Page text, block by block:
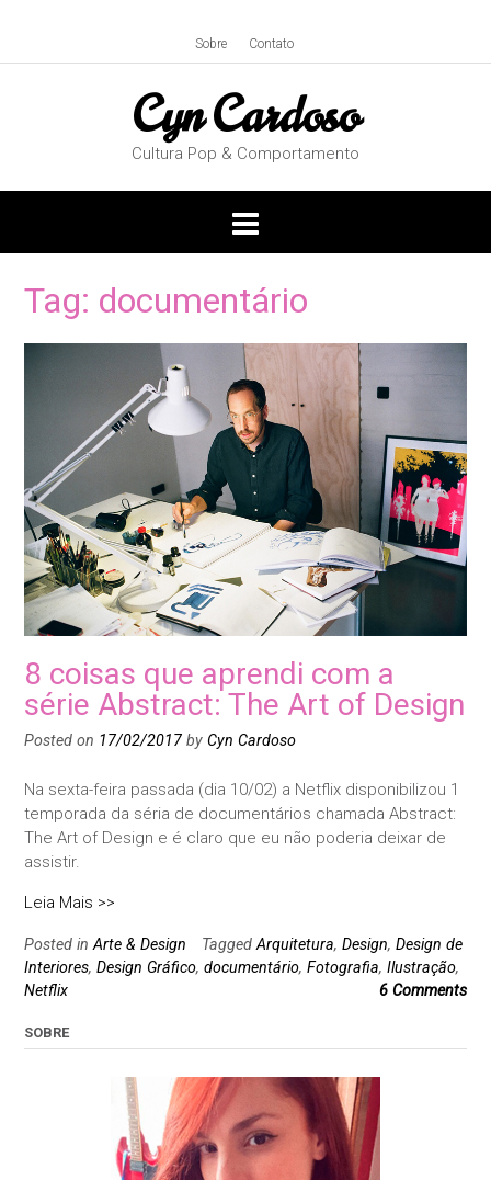
content
Sobre Contato
Cyn Cardoso
Cultura Pop & Comportamento
Tag: documentário
8 coisas que aprendi com a
série Abstract: The Art of Design
Posted on 17/02/2017 by Cyn Cardoso
Na sexta-feira passada (dia 10/02) a Netflix disponibilizou 1
temporada da séria de documentários chamada Abstract:
The Art of Design e é claro que eu não poderia deixar de
assistir.
Leia Mais >>
Posted in Arte & Design Tagged Arquitetura, Design, Design de
Interiores, Design Gráfico, documentário, Fotografia, Ilustração,
Netflix
6 Comments
SOBRE